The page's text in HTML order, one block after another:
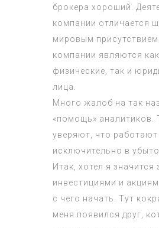
брокера хороший.
компании отличается
мировым
компании являются как
физические, так и
лица.
Много жалоб на так
«помощь» аналитиков.
уверяют, что работают
исключительно в
Итак, хотел я значится
инвестициями и
с чего начать. Тут
меня появился друг,